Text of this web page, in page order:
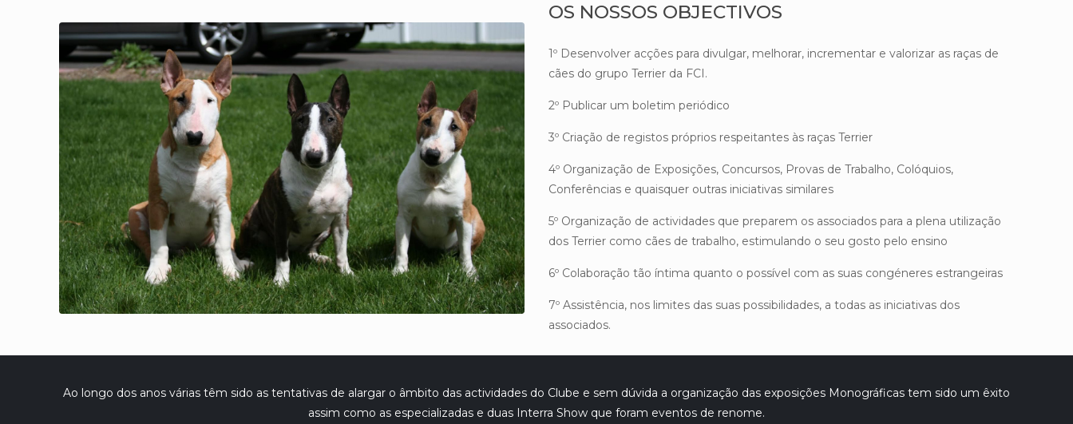
OS NOSSOS OBJECTIVOS
1º Desenvolver acções para divulgar, melhorar, incrementar e valorizar as raças de
cães do grupo Terrier da FCI.
2º Publicar um boletim periódico
3º Criação de registos próprios respeitantes às raças Terrier
4º Organização de Exposições, Concursos, Provas de Trabalho, Colóquios,
Conferências e quaisquer outras iniciativas similares
5º Organização de actividades que preparem os associados para a plena utilização
dos Terrier como cães de trabalho, estimulando o seu gosto pelo ensino
6º Colaboração tão íntima quanto o possível com as suas congéneres estrangeiras
7º Assistência, nos limites das suas possibilidades, a todas as iniciativas dos
associados.
Ao longo dos anos várias têm sido as tentativas de alargar o âmbito das actividades do Clube e sem dúvida a organização das exposições Monográficas tem sido um êxito
assim como as especializadas e duas Interra Show que foram eventos de renome.